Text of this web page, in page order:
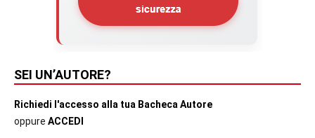
SEI UN’AUTORE?
Richiedi l'accesso alla tua Bacheca Autore
oppure ACCEDI